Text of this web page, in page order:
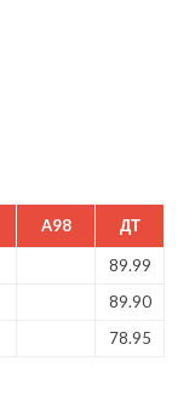
A98 ДТ
89.99
89.90
78.95